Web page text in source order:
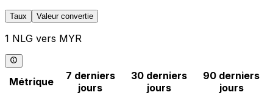
Taux Valeur convertie
1 NLG vers MYR
Métrique
7 derniers
jours
30 derniers
jours
90 derniers
jours